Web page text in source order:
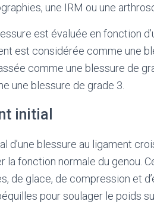
une IRM ou une
est évaluée en fonction
est considérée comme une
comme une blessure de
une blessure de grade 3.
initial
d’une blessure au ligament
la fonction normale du genou.
de glace, de compression et
pour soulager le poids